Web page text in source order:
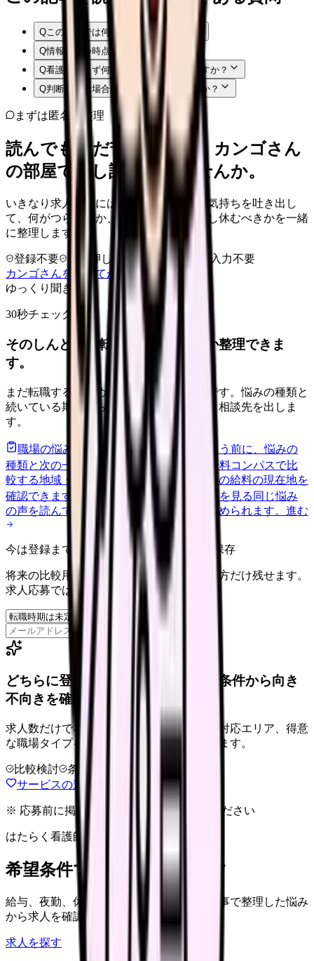
Qこの記事では何を確認できますか？
Q情報はいつ時点のものですか？
Q看護師はまず何から確認すればよいですか？
Q判断に迷う場合はどうすればよいですか？
まずは匿名で整理
読んでもまだ苦しいなら、カンゴさん
の部屋で少し話してみませんか。
いきなり求人相談には進みません。今の気持ちを吐き出し
て、何がつらいのか、辞めるべきか、少し休むべきかを一緒
に整理します。
登録不要 求人押し売りなし
病院名は入力不要
カンゴさんを知ってから相談する
ゆっくり聞きます
30秒チェック
そのしんどさ、転職すべきサインか整理できま
す。
まだ転職すると決めていなくても大丈夫です。悩みの種類と
続いている期間から、次に見るべき記事と相談先を出しま
す。
職場の悩みを30秒で診断辞めるべきか迷う前に、悩みの
種類と次の一歩を整理します。 進む
給料コンパスで比
較する地域・経験年数・施設形態から、今の給料の現在地を
確認できます。 進む 匿名掲示板で本音を見る 同じ悩み
の声を読んで、今の職場だけの問題か確かめられます。 進む
今は登録までしない人向け: 希望条件だけ保存
将来の比較用に、転職時期と気になる働き方だけ残せます。
求人応募ではありません。
保存
どちらに登録するか迷うなら、希望条件から向き
不向きを確認できます。
求人数だけでなく、連絡手段、職場情報、対応エリア、得意
な職場タイプを比較してから相談先を選べます。
比較検討 条件整理
サービスの違いを確認する
※ 応募前に掲載元の最新情報を確認してください
はたらく看護師さん 求人
希望条件で看護師求人を探す
給与、夜勤、休み、ブランクなど、この記事で整理した悩み
から求人を確認できます。
求人を探す